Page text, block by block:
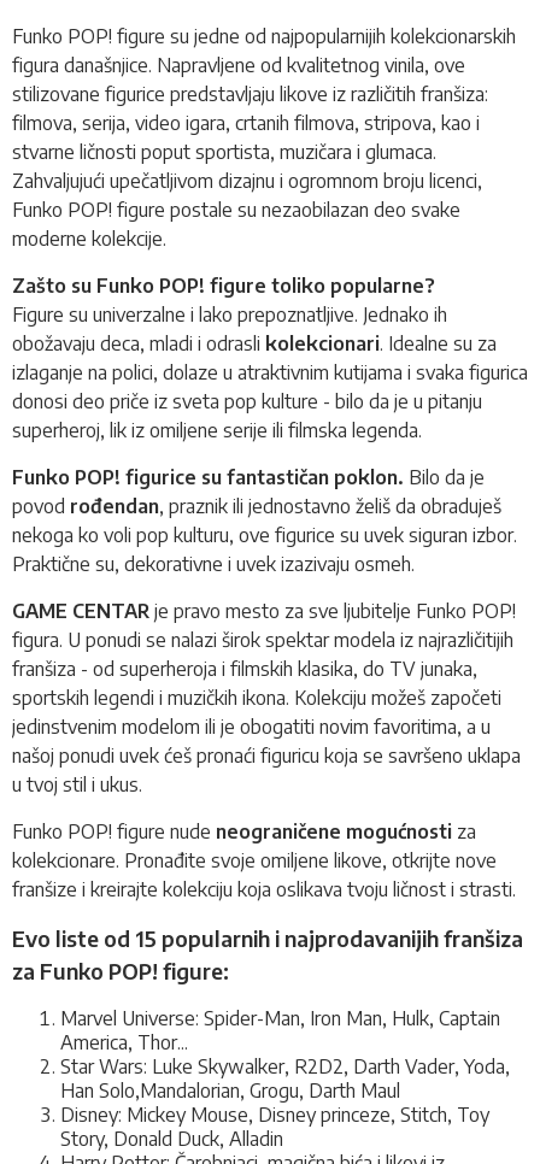
Funko POP! figure su jedne od najpopularnijih kolekcionarskih
figura današnjice. Napravljene od kvalitetnog vinila, ove
stilizovane figurice predstavljaju likove iz različitih franšiza:
filmova, serija, video igara, crtanih filmova, stripova, kao i
stvarne ličnosti poput sportista, muzičara i glumaca.
Zahvaljujući upečatljivom dizajnu i ogromnom broju licenci,
Funko POP! figure postale su nezaobilazan deo svake
moderne kolekcije.
Zašto su Funko POP! figure toliko popularne?
Figure su univerzalne i lako prepoznatljive. Jednako ih
obožavaju deca, mladi i odrasli kolekcionari. Idealne su za
izlaganje na polici, dolaze u atraktivnim kutijama i svaka figurica
donosi deo priče iz sveta pop kulture - bilo da je u pitanju
superheroj, lik iz omiljene serije ili filmska legenda.
Funko POP! figurice su fantastičan poklon. Bilo da je
povod rođendan, praznik ili jednostavno želiš da obraduješ
nekoga ko voli pop kulturu, ove figurice su uvek siguran izbor.
Praktične su, dekorativne i uvek izazivaju osmeh.
GAME CENTAR je pravo mesto za sve ljubitelje Funko POP!
figura. U ponudi se nalazi širok spektar modela iz najrazličitijih
franšiza - od superheroja i filmskih klasika, do TV junaka,
sportskih legendi i muzičkih ikona. Kolekciju možeš započeti
jedinstvenim modelom ili je obogatiti novim favoritima, a u
našoj ponudi uvek ćeš pronaći figuricu koja se savršeno uklapa
u tvoj stil i ukus.
Funko POP! figure nude neograničene mogućnosti za
kolekcionare. Pronađite svoje omiljene likove, otkrijte nove
franšize i kreirajte kolekciju koja oslikava tvoju ličnost i strasti.
Evo liste od 15 popularnih i najprodavanijih franšiza
za Funko POP! figure:
Marvel Universe: Spider-Man, Iron Man, Hulk, Captain
America, Thor...
Star Wars: Luke Skywalker, R2D2, Darth Vader, Yoda,
Han Solo,Mandalorian, Grogu, Darth Maul
Disney: Mickey Mouse, Disney princeze, Stitch, Toy
Story, Donald Duck, Alladin